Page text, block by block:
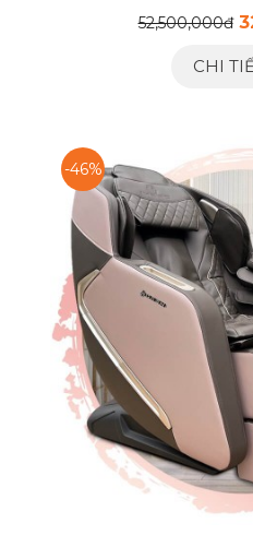
52,500,000đ
CHI
-46%